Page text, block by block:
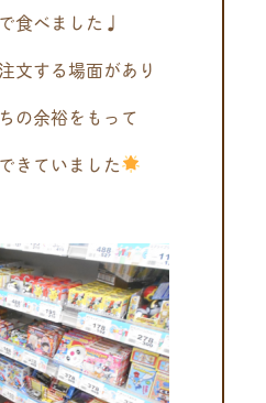
食べました♩
文する場面があり
の余裕をもって
きていました